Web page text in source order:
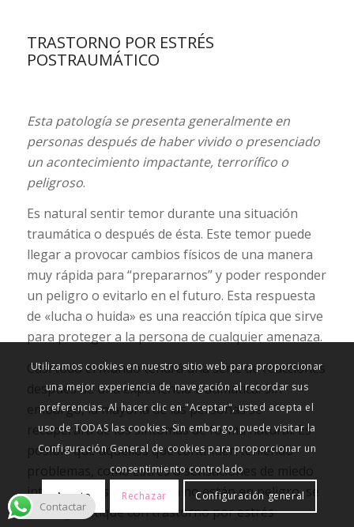
TRASTORNO POR ESTRÉS
POSTRAUMÁTICO
Esta patología se presenta generalmente en
personas después de haber vivido o presenciado
un acontecimiento impactante, terrorífico o
peligroso.
Es natural sentir temor durante una situación
traumática o después de ésta. Este temor puede
llegar a provocar cambios físicos de una manera
muy rápida para “prepararnos” y poder responder
un peligro o evitarlo en el futuro. Esta respuesta
de «lucha o huida» es una reacción típica que sirve
para proteger a la persona de cualquier amenaza.
Casi todo el mundo tendrá una serie de reacciones
después de una experiencia traumática. Sin
embargo, la mayoría de las personas se
recuperará de los síntomas de forma natural. Es
posible que aquellos que continúen teniendo
problemas, como estrés o sensaciones de miedo
intenso incluso cuando ya no están en peligro, se
les diagnostique con trastorno por estrés
Utilizamos cookies en nuestro sitio web para proporcionar
una mejor experiencia de navegación al recordar sus
preferencias. Al hacer clic en "Aceptar", usted acepta el
uso de TODAS las cookies. Sin embargo, puede visitar la
Configuración General de cookies para proporcionar un
consentimiento controlado
Acepto Rechazar Configuración general
Contactar